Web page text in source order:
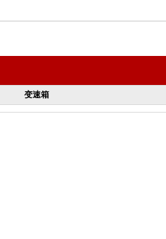
变速箱